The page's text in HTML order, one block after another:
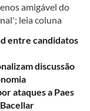
amigável do
leia coluna
entre candidatos
discussão
ataques a Paes